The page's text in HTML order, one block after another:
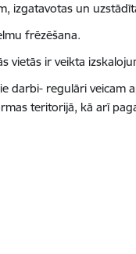
izgatavotas un
frēzēšana.
vietās ir veikta
darbi- regulāri
teritorijā, kā arī